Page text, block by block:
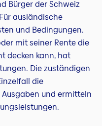
Bürger der Schweiz
ausländische
und Bedingungen.
mit seiner Rente die
decken kann, hat
Die zuständigen
die
und ermitteln